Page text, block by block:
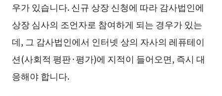
우가 있습니다. 신규 상장 신청에 따라 감사법인에
상장 심사의 조언자로 참여하게 되는 경우가 있는
데, 그 감사법인에서 인터넷 상의 자사의 레퓨테이
션(사회적 평판·평가)에 지적이 들어오면, 즉시 대
응해야 합니다.